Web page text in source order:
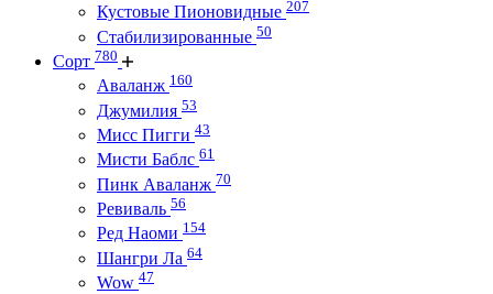
Кустовые Пионовидные 207
Стабилизированные 50
Сорт 780
Аваланж 160
Джумилия 53
Мисс Пигги 43
Мисти Баблс 61
Пинк Аваланж 70
Ревиваль 56
Ред Наоми 154
Шангри Ла 64
Wow 47